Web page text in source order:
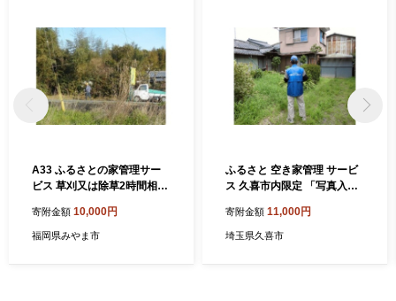
A33 ふるさとの家管理サー
ビス 草刈又は除草2時間相当
ス 実家 親戚 空き家 お手入れ
寄附金額 10,000円
福岡県みやま市
ふるさと 空き家管理 サービ
ス 久喜市内限定 「写真入り
家 家屋 手入れ 玄関掃除 ポス
ト確認 故郷 埼玉県 久喜市
寄附金額 11,000円
埼玉県久喜市